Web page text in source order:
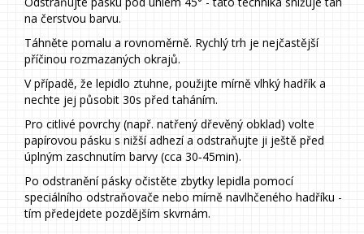
na čerstvou barvu.
Táhněte pomalu a rovnoměrně. Rychlý trh je nejčastější
příčinou rozmazaných okrajů.
V případě, že lepidlo ztuhne, použijte mírně vlhký hadřík a
nechte jej působit 30s před taháním.
Pro citlivé povrchy (např. natřený dřevěný obklad) volte
papírovou pásku s nižší adhezí a odstraňujte ji ještě před
úplným zaschnutím barvy (cca 30‑45min).
Po odstranění pásky očistěte zbytky lepidla pomocí
speciálního odstraňovače nebo mírně navlhčeného hadříku -
tím předejdete pozdějším skvrnám.